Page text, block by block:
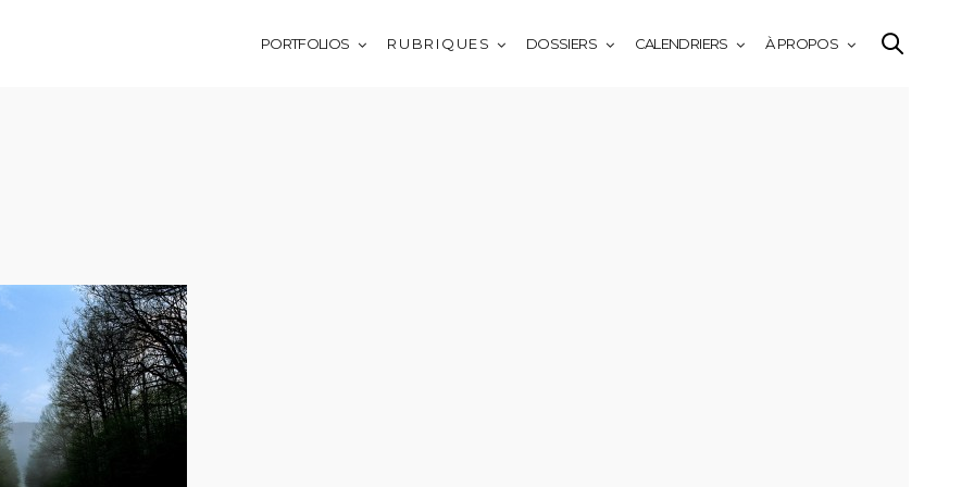
PORTFOLIOS R U B R I Q U E S DOSSIERS CALENDRIERS À PROPOS